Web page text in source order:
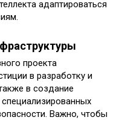
адаптироваться
проекта
в разработку и
в создание
Важно, чтобы